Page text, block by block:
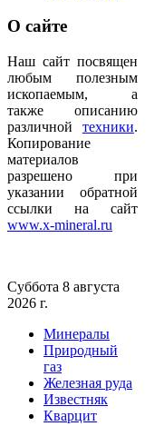
О сайте
Наш сайт посвящен
любым полезным
ископаемым, а
также описанию
различной техники.
Копирование
материалов
разрешено при
указании обратной
ссылки на сайт
www.x-mineral.ru
Суббота 8 августа
2026 г.
Минералы
Природный
газ
Железная руда
Известняк
Кварцит